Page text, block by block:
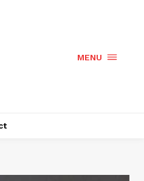
MENU